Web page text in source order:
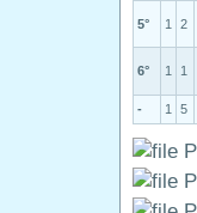
5° 1 2
6° 1 1
- 1 5